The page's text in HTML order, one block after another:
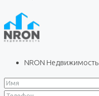
NRON Недвижимость